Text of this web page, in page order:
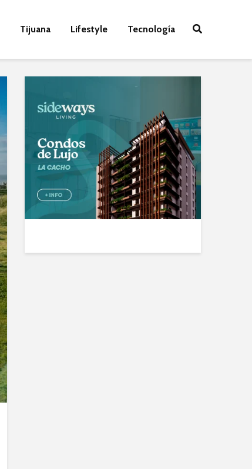
Tijuana Lifestyle Tecnología